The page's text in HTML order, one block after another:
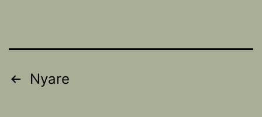
Sidnumrering
Nyare